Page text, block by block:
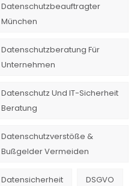
Datenschutzbeauftragter
München
Datenschutzberatung Für
Unternehmen
Datenschutz Und IT-Sicherheit
Beratung
Datenschutzverstöße &
Bußgelder Vermeiden
Datensicherheit DSGVO